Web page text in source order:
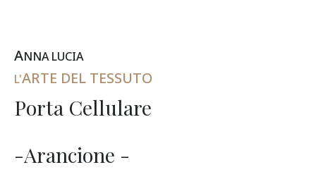
ANNALUCIA
L'ARTE DEL TESSUTO
Porta Cellulare
-Arancione -